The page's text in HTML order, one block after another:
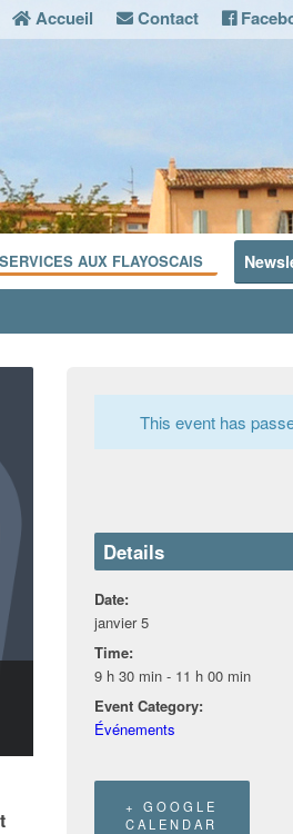
Accueil Contact
SERVICES AUX FLAYOSCAIS
This event has
Details
Date:
janvier 5
Time:
9 h 30 min - 11 h 00 min
Event Category:
Événements
+ GOOGLE
CALENDAR